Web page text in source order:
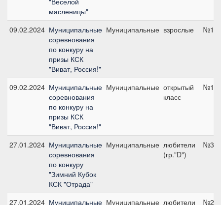
масленицы"
09.02.2024 Муниципальные
соревнования
по конкуру на
призы КСК
"Виват, Россия!"
Муниципальные взрослые №12,
09.02.2024 Муниципальные
соревнования
по конкуру на
призы КСК
"Виват, Россия!"
Муниципальные открытый
класс
№12,
27.01.2024 Муниципальные
соревнования
по конкуру
"Зимний Кубок
КСК "Отрада"
Муниципальные любители
(гр."D")
№3,
27.01.2024 Муниципальные Муниципальные любители
№2,